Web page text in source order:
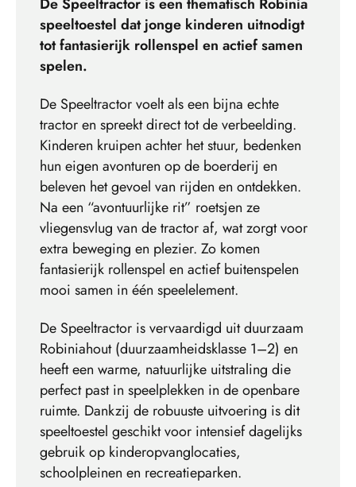
speeltoestel dat jonge kinderen uitnodigt
tot fantasierijk rollenspel en actief samen
spelen.
De Speeltractor voelt als een bijna echte
tractor en spreekt direct tot de verbeelding.
Kinderen kruipen achter het stuur, bedenken
hun eigen avonturen op de boerderij en
beleven het gevoel van rijden en ontdekken.
Na een “avontuurlijke rit” roetsjen ze
vliegensvlug van de tractor af, wat zorgt voor
extra beweging en plezier. Zo komen
fantasierijk rollenspel en actief buitenspelen
mooi samen in één speelelement.
De Speeltractor is vervaardigd uit duurzaam
Robiniahout (duurzaamheidsklasse 1–2) en
heeft een warme, natuurlijke uitstraling die
perfect past in speelplekken in de openbare
ruimte. Dankzij de robuuste uitvoering is dit
speeltoestel geschikt voor intensief dagelijks
gebruik op kinderopvanglocaties,
schoolpleinen en recreatieparken.